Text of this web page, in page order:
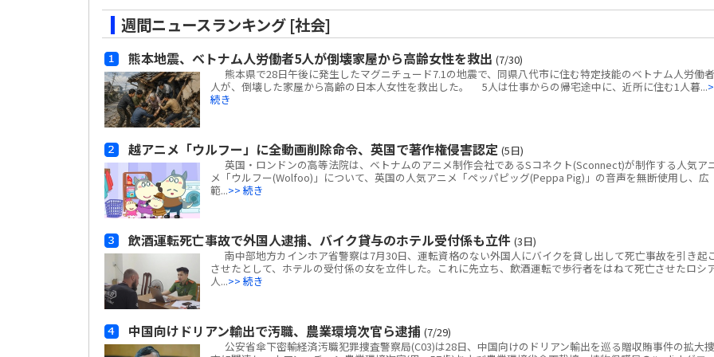
週間ニュースランキング [社会]
熊本地震、ベトナム人労働者5人が倒壊家屋から高齢女性を救出 (7/30)
熊本県で28日午後に発生したマグニチュード7.1の地震で、同県八代市に住む特定技能のベトナム人労働
人が、倒壊した家屋から高齢の日本人女性を救出した。 5人は仕事からの帰宅途中に、近所に住む1人暮...
続き
越アニメ「ウルフー」に全動画削除命令、英国で著作権侵害認定 (5日)
英国・ロンドンの高等法院は、ベトナムのアニメ制作会社であるSコネクト(Sconnect)が制作する人気ア
メ「ウルフー(Wolfoo)」について、英国の人気アニメ「ペッパピッグ(Peppa Pig)」の音声を無断使用し、広
範...>> 続き
飲酒運転死亡事故で外国人逮捕、バイク貸与のホテル受付係も立件 (3日)
南中部地方カインホア省警察は7月30日、運転資格のない外国人にバイクを貸し出して死亡事故を引き起
させたとして、ホテルの受付係の女を立件した。これに先立ち、飲酒運転で歩行者をはねて死亡させたロシ
人...>> 続き
中国向けドリアン輸出で汚職、農業環境次官ら逮捕 (7/29)
公安省傘下密輸経済汚職犯罪捜査警察局(C03)は28日、中国向けのドリアン輸出を巡る贈収賄事件の拡大捜